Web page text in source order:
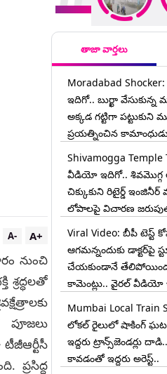
A+
A-
నుంచి
పూజలు
ప్రసిద్ధ
తాజా వార్తలు
Moradabad
ఇదిగో.. బుర్ఖా
అక్కడ గట్టిగా పట్టుకుని
ప్రయత్నించిన
Shivamogga
వీడియో ఇదిగో.. శివమొగ్గ
చిక్కుకుని రిటైర్డ్
లోపాలపై విచారణ
Viral Video: బీపీ టెస్ట్‌
ఆగమన్నందుకు డాక్టర్‌పై
చేయకుండానే
కామెంట్లు.. వైరల్ వీడియో
Mumbai Local Train
లోకల్ రైలులో షాకింగ్
ఇద్దరు ట్రాన్స్‌జెండర్లు
కావడంతో ఇద్దరు అరెస్ట్..